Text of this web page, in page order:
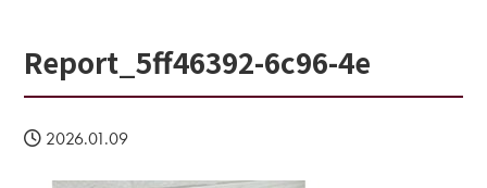
Report_5ff46392-6c96-4e
2026.01.09